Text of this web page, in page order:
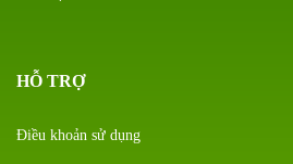
HỖ TRỢ
Điều khoản sử dụng